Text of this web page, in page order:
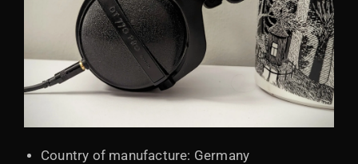
Country of manufacture: Germany